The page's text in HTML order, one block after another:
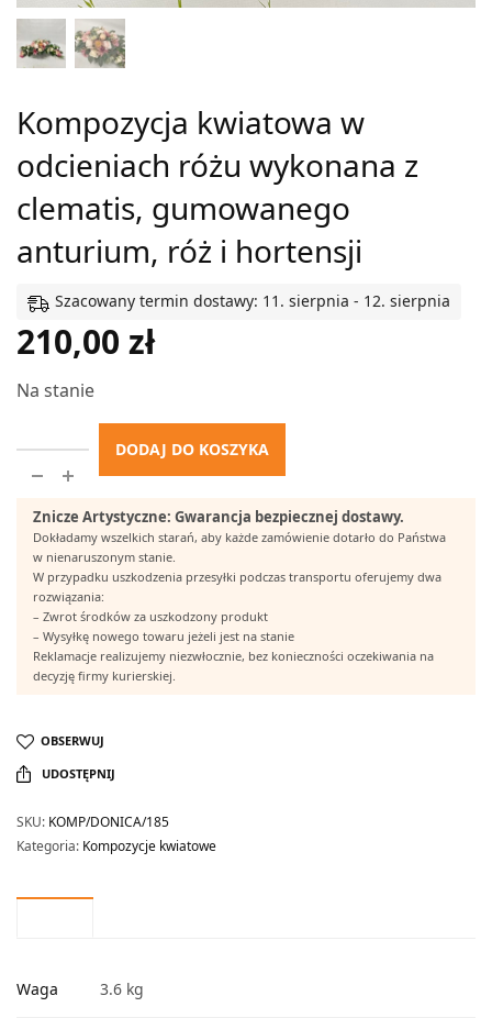
Kompozycja kwiatowa w
odcieniach różu wykonana z
clematis, gumowanego
anturium, róż i hortensji
Szacowany termin dostawy: 11. sierpnia - 12. sierpnia
210,00zł
Na stanie
DODAJ DO KOSZYKA
Znicze Artystyczne: Gwarancja bezpiecznej dostawy.
Dokładamy wszelkich starań, aby każde zamówienie dotarło do Państwa
w nienaruszonym stanie.
W przypadku uszkodzenia przesyłki podczas transportu oferujemy dwa
rozwiązania:
– Zwrot środków za uszkodzony produkt
– Wysyłkę nowego towaru jeżeli jest na stanie
Reklamacje realizujemy niezwłocznie, bez konieczności oczekiwania na
decyzję firmy kurierskiej.
OBSERWUJ
UDOSTĘPNIJ
SKU: KOMP/DONICA/185
Kategoria: Kompozycje kwiatowe
Waga 3.6 kg